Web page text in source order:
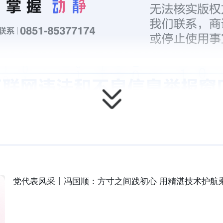
党代表风采丨冯国顺：方寸之间践初心 用精湛技术护航